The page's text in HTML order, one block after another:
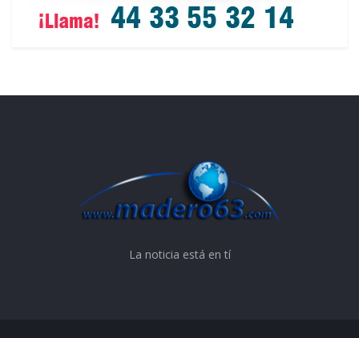
La noticia está en tí